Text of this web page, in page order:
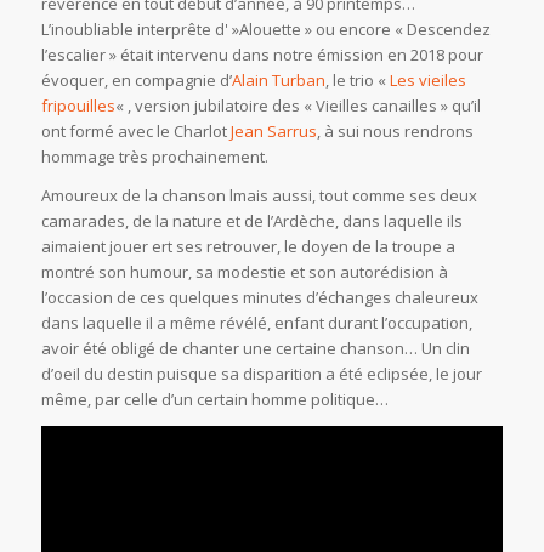
L’inoubliable interprête d' »Alouette » ou encore « Descendez
l’escalier » était intervenu dans notre émission en 2018 pour
évoquer, en compagnie d’Alain Turban, le trio «Les vieiles
fripouilles« , version jubilatoire des « Vieilles canailles » qu’il
ont formé avec le CharlotJean Sarrus, à sui nous rendrons
hommage très prochainement.
Amoureux de la chanson lmais aussi, tout comme ses deux
camarades, de la nature et de l’Ardèche, dans laquelle ils
aimaient jouer ert ses retrouver, le doyen de la troupe a
montré son humour, sa modestie et son autorédision à
l’occasion de ces quelques minutes d’échanges chaleureux
dans laquelle il a même révélé, enfant durant l’occupation,
avoir été obligé de chanter une certaine chanson… Un clin
d’oeil du destin puisque sa disparition a été eclipsée, le jour
même, par celle d’un certain homme politique…